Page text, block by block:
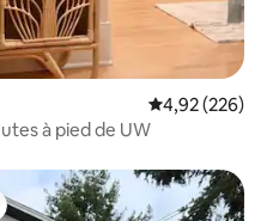
Évaluation
4,92 (226)
à pied de UW
plus appréciés